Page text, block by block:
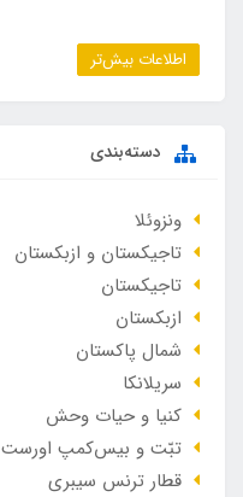
اطلاعات بیش‌تر
دسته‌بندی
ونزوئلا
تاجیکستان و ازبکستان
تاجیکستان
ازبکستان
شمال پاکستان
سریلانکا
کنیا و حیات وحش
تبّت و بیس‌کمپ اورست
قطار ترنس سیبری